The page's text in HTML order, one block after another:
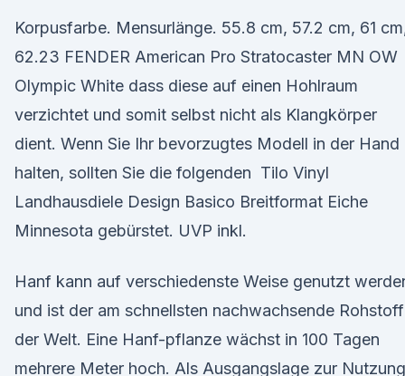
Korpusfarbe. Mensurlänge. 55.8 cm, 57.2 cm, 61
62.23 FENDER American Pro Stratocaster MN OW
Olympic White dass diese auf einen Hohlraum
verzichtet und somit selbst nicht als Klangkörper
dient. Wenn Sie Ihr bevorzugtes Modell in der Hand
halten, sollten Sie die folgenden Tilo Vinyl
Landhausdiele Design Basico Breitformat Eiche
Minnesota gebürstet. UVP inkl.
Hanf kann auf verschiedenste Weise genutzt
und ist der am schnellsten nachwachsende Rohstoff
der Welt. Eine Hanf-pflanze wächst in 100 Tagen
mehrere Meter hoch. Als Ausgangslage zur Nutzung